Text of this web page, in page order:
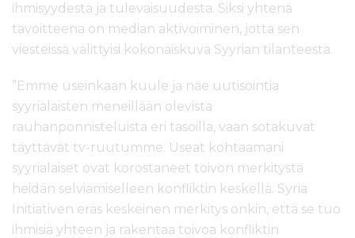
ihmisyydestä ja tulevaisuudesta. Siksi yhtenä
tavoitteena on median aktivoiminen, jotta sen
viesteissä välittyisi kokonaiskuva Syyrian tilanteesta.
”Emme useinkaan kuule ja näe uutisointia
syyrialaisten meneillään olevista
rauhanponnisteluista eri tasoilla, vaan sotakuvat
täyttävät tv-ruutumme. Useat kohtaamani
syyrialaiset ovat korostaneet toivon merkitystä
heidän selviämiselleen konfliktin keskellä. Syria
Initiativen eräs keskeinen merkitys onkin, että se tuo
ihmisiä yhteen ja rakentaa toivoa konfliktin